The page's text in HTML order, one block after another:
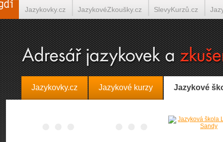
Jazykovky.cz Jazykové kurzy Jazykové
Jazykovky.cz JazykovéZkoušky.cz SlevyKurzů.cz
Španělština on-line Italština on-line Tlumočení-